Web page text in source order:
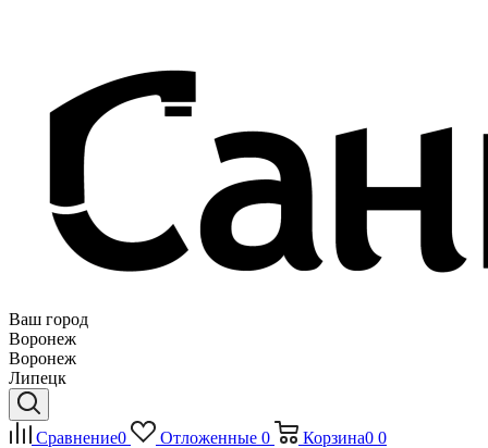
Ваш город
Воронеж
Воронеж
Липецк
Сравнение0 Отложенные 0 Корзина0 0